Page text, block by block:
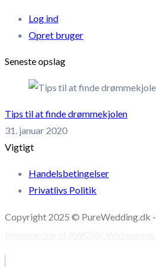
Log ind
Opret bruger
Seneste opslag
Tips til at finde drømmekjolen
31. januar 2020
Vigtigt
Handelsbetingelser
Privatlivs Politik
Copyright 2025 © PureWedding.dk